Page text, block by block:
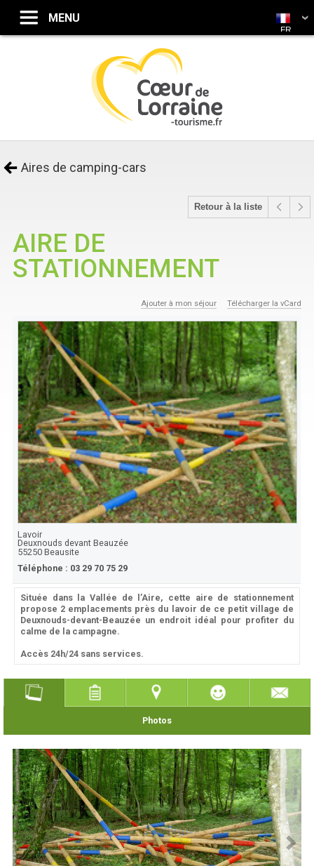
Aires de camping-cars
Retour à la liste
AIRE DE
STATIONNEMENT
Ajouter à mon séjour Télécharger la vCard
Lavoir
Deuxnouds devant Beauzée
55250Beausite
Téléphone : 03 29 70 75 29
Située dans la Vallée de l’Aire, cette aire de stationnement
propose 2 emplacements près du lavoir de ce petit village de
Deuxnouds-devant-Beauzée un endroit idéal pour profiter du
calme de la campagne.
Accès 24h/24 sans services.
Photos
FR